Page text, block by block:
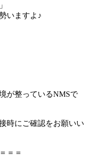
いますよ♪
が整っているNMSで
時にご確認をお願いい
＝＝